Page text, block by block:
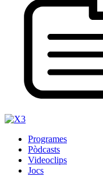
Programes
Pòdcasts
Videoclips
Jocs